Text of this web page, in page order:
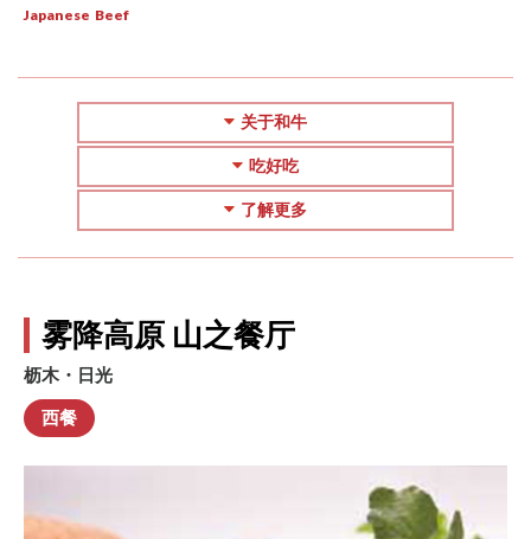
Japanese Beef
关于和牛
吃好吃
了解更多
雾降高原 山之餐厅
枥木・日光
西餐